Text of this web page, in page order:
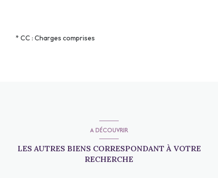
* CC : Charges comprises
A DÉCOUVRIR
LES AUTRES BIENS CORRESPONDANT À VOTRE
RECHERCHE